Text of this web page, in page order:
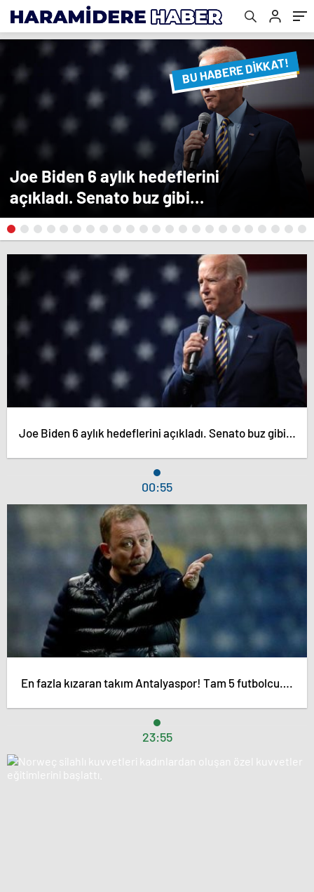
Joe Biden 6 aylık hedeflerini
açıkladı. Senato buz gibi…
SON DAKİKA
FLAŞ FLAŞ...
BU HABERE DİKKAT!
Joe Biden 6 aylık hedeflerini açıkladı. Senato buz gibi…
00:55
En fazla kızaran takım Antalyaspor! Tam 5 futbolcu….
23:55